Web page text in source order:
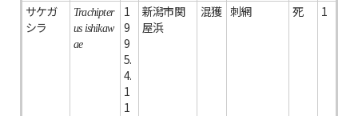
サケガ
シラ
Trachipter
us ishikaw
ae
1
9
9
5.
4.
1
1
新潟市関
屋浜
混獲 刺網 死 1